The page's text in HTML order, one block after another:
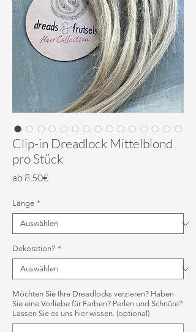
Clip-in Dreadlock Mittelblond
pro Stück
ab 8,50€Sale-
Länge *
Dekoration? *
Möchten Sie Ihre Dreadlocks verzieren? Haben
Sie eine Vorliebe für Farben? Perlen und Schnüre?
Lassen Sie es uns hier wissen. (optional)